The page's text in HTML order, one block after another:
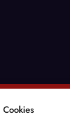
Cookies